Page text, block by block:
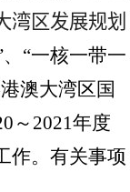
湾区发展规划
、“一核一带一
澳大湾区国
～ 2021年度
作。有关事项